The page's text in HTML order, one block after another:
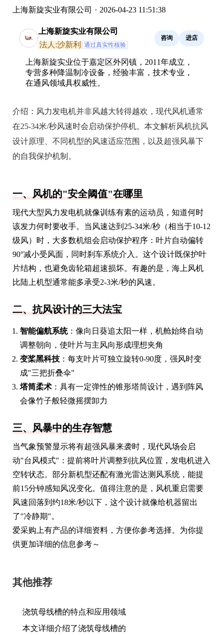
上海新旋实业有限公司 · 2026-04-23 11:51:38
上海新旋实业有限公司
法人:沙新利
通过真实性核验
咨询 进店
上海新旋实业位于嘉定区外冈镇，2011年成立，
专营多种降温制冷设备，经验丰富，技术专业，
在通风领域具权威性。
介绍： 风力发电机并非风越大转得越欢，现代风机通常
在25-34米/秒风速时会启动保护停机。本文解析风机抗风
设计原理、不同机型的风速适应范围，以及超强风暴下
的自我保护机制。
一、风机的"安全阈值"在哪里
现代大型风力发电机就像训练有素的运动员，知道何时
该发力何时要收手。当风速达到25-34米/秒（相当于10-12
级风）时，大多数机组会启动保护程序：叶片自动偏转
90°减小受风面，同时刹车系统介入。这个设计既保护叶
片结构，也避免齿轮箱超速损坏。有趣的是，海上风机
比陆上机型通常能多承受2-3米/秒的风速。
二、抗风设计的三大法宝
智能偏航系统：像向日葵追太阳一样，机舱始终自动
调整朝向，使叶片与主风向形成理想夹角
变桨黑科技 ：每支叶片可独立旋转0-90度，强风时变
成"三把折叠伞"
塔筒柔术 ：具有一定弹性的锥形塔筒设计，遇到阵风
会像竹子般轻微摇摆卸力
三、风暴中的生存智慧
当气象预警显示将有超强风暴来袭时，现代风场会启
动"台风模式"：提前将叶片调整到抗风位置，发电机进入
空转状态。部分新机型还配有激光雷达测风系统，能提
前15分钟感知风况变化。值得注意的是，风机重启需要
风速回落到约18米/秒以下，这个设计就像给机器留出
了"冷静期"。
爱采购上有产品的详细资料，方便你参考选择。为你提
供更加详细的信息参考～
其他推荐
浇筑母线槽的特点和应用领域
本文详细介绍了浇筑母线槽的